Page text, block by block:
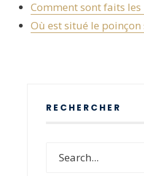
Comment sont faits
Où est situé le
RECHERCHER